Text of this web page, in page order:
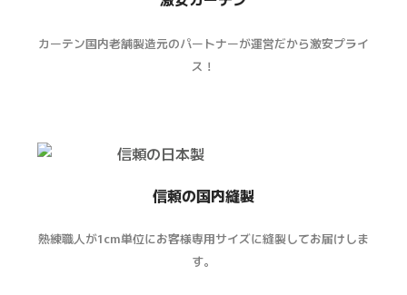
カーテン国内老舗製造元のパートナーが運営だから激安プライ
ス！
信頼の国内縫製
熟練職人が1cm単位にお客様専用サイズに縫製してお届けしま
す。